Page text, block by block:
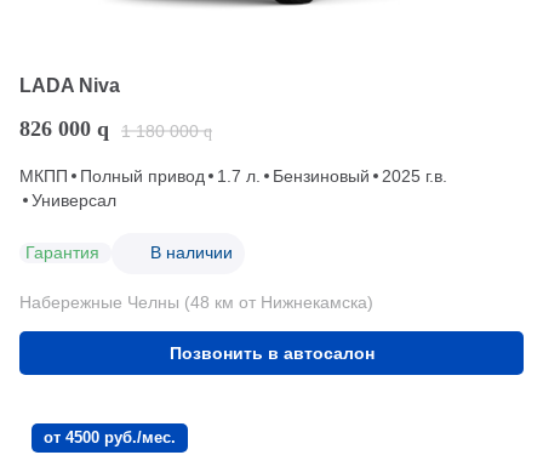
LADA Niva
826 000 q 1 180 000 q
МКПП Полный привод 1.7 л. Бензиновый
2025 г.в.
Универсал
Гарантия В наличии
Набережные Челны (48 км от Нижнекамска)
Позвонить в автосалон
от 4500 руб./мес.